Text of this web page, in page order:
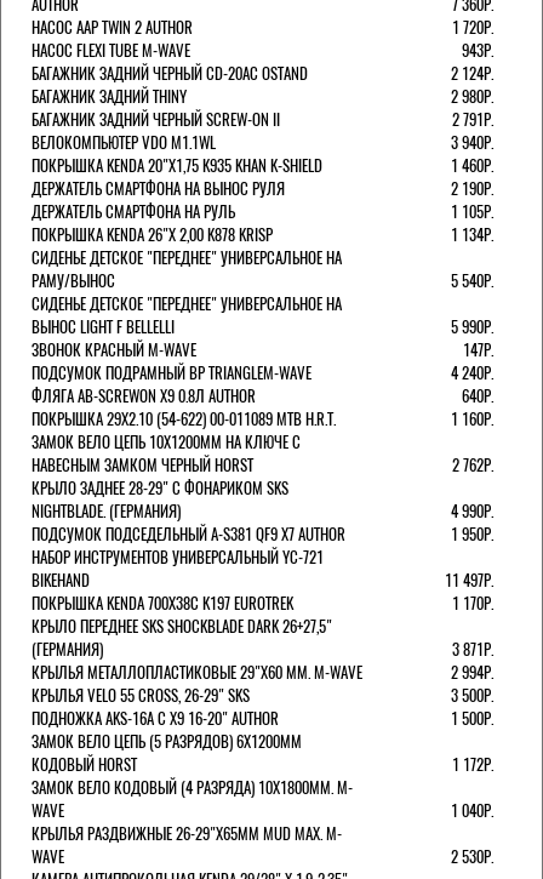
НАСОС AAP TWIN 2 AUTHOR
1 720Р.
НАСОС FLEXI TUBE M-WAVE
943Р.
БАГАЖНИК ЗАДНИЙ ЧЕРНЫЙ СD-20AC OSTAND
2 124Р.
БАГАЖНИК ЗАДНИЙ THINY
2 980Р.
БАГАЖНИК ЗАДНИЙ ЧЕРНЫЙ SCREW-ON II
2 791Р.
ВЕЛОКОМПЬЮТЕР VDO M1.1WL
3 940Р.
ПОКРЫШКА KENDA 20"Х1,75 K935 KHAN K-SHIELD
1 460Р.
ДЕРЖАТЕЛЬ СМАРТФОНА НА ВЫНОС РУЛЯ
2 190Р.
ДЕРЖАТЕЛЬ СМАРТФОНА НА РУЛЬ
1 105Р.
ПОКРЫШКА KENDA 26"Х 2,00 K878 KRISP
1 134Р.
СИДЕНЬЕ ДЕТСКОЕ "ПЕРЕДНЕЕ" УНИВЕРСАЛЬНОЕ НА
РАМУ/ВЫНОС
5 540Р.
СИДЕНЬЕ ДЕТСКОЕ "ПЕРЕДНЕЕ" УНИВЕРСАЛЬНОЕ НА
ВЫНОС LIGHT F BELLELLI
5 990Р.
ЗВОНОК КРАСНЫЙ M-WAVE
147Р.
ПОДСУМОК ПОДРАМНЫЙ BP TRIANGLEM-WAVE
4 240Р.
ФЛЯГА AB-SCREWON X9 0.8Л AUTHOR
640Р.
ПОКРЫШКА 29X2.10 (54-622) 00-011089 MTB H.R.T.
1 160Р.
ЗАМОК ВЕЛО ЦЕПЬ 10Х1200ММ НА КЛЮЧЕ С
НАВЕСНЫМ ЗАМКОМ ЧЕРНЫЙ HORST
2 762Р.
КРЫЛО ЗАДНЕЕ 28-29" С ФОНАРИКОМ SKS
NIGHTBLADE. (ГЕРМАНИЯ)
4 990Р.
ПОДСУМОК ПОДСЕДЕЛЬНЫЙ A-S381 QF9 X7 AUTHOR
1 950Р.
НАБОР ИНСТРУМЕНТОВ УНИВЕРСАЛЬНЫЙ YC-721
BIKEHAND
11 497Р.
ПОКРЫШКА KENDA 700Х38С K197 EUROTREK
1 170Р.
КРЫЛО ПЕРЕДНЕЕ SKS SHOCKBLADE DARK 26+27,5"
(ГЕРМАНИЯ)
3 871Р.
КРЫЛЬЯ МЕТАЛЛОПЛАСТИКОВЫЕ 29"Х60 ММ. M-WAVE
2 994Р.
КРЫЛЬЯ VELO 55 CROSS, 26-29" SKS
3 500Р.
ПОДНОЖКА AKS-16A C X9 16-20" AUTHOR
1 500Р.
ЗАМОК ВЕЛО ЦЕПЬ (5 РАЗРЯДОВ) 6Х1200ММ
КОДОВЫЙ HORST
1 172Р.
ЗАМОК ВЕЛО КОДОВЫЙ (4 РАЗРЯДА) 10Х1800ММ. M-
WAVE
1 040Р.
КРЫЛЬЯ РАЗДВИЖНЫЕ 26-29"Х65ММ MUD MAX. M-
WAVE
2 530Р.